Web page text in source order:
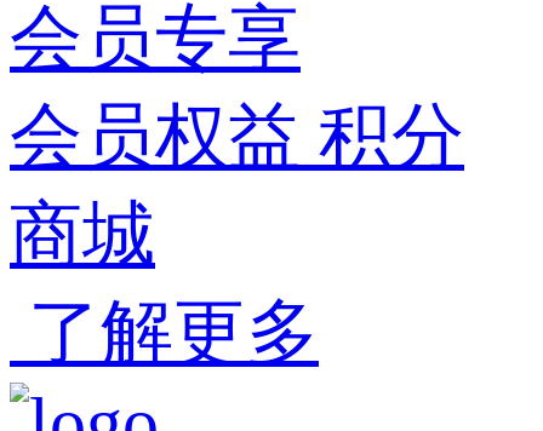
会员专享
会员权益 积分
商城
了解更多